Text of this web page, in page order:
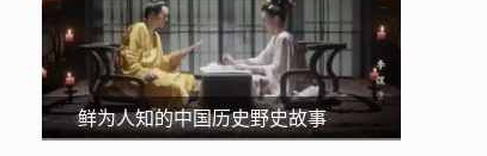
鲜为人知的中国历史野史故事